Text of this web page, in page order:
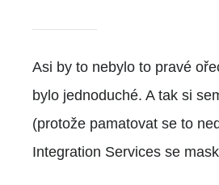
Asi by to nebylo to pravé
bylo jednoduché. A tak si
(protože pamatovat se to
Integration Services se